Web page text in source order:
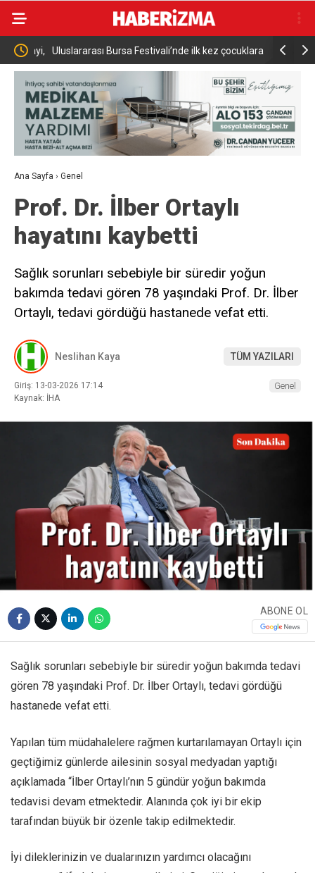
Uluslararası Bursa Festivali’nde ilk kez çocuklara
kapılarını açtı
Adalet
Uğur
Ana Sayfa › Genel
Prof. Dr. İlber Ortaylı
hayatını kaybetti
Sağlık sorunları sebebiyle bir süredir yoğun
bakımda tedavi gören 78 yaşındaki Prof. Dr. İlber
Ortaylı, tedavi gördüğü hastanede vefat etti.
Neslihan Kaya TÜM YAZILARI
Giriş: 13-03-2026 17:14
Kaynak: İHA
Genel
ABONE OL
Sağlık sorunları sebebiyle bir süredir yoğun bakımda tedavi
gören 78 yaşındaki Prof. Dr. İlber Ortaylı, tedavi gördüğü
hastanede vefat etti.
Yapılan tüm müdahalelere rağmen kurtarılamayan Ortaylı için
geçtiğimiz günlerde ailesinin sosyal medyadan yaptığı
açıklamada “İlber Ortaylı’nın 5 gündür yoğun bakımda
tedavisi devam etmektedir. Alanında çok iyi bir ekip
tarafından büyük bir özenle takip edilmektedir.
İyi dileklerinizin ve dualarınızın yardımcı olacağını